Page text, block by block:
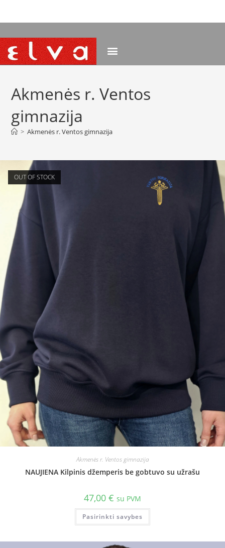
Akmenės r. Ventos
gimnazija
> Akmenės r. Ventos gimnazija
OUT OF STOCK
Akmenės r. Ventos gimnazija
NAUJIENA Kilpinis džemperis be gobtuvo su užrašu
47,00 € su PVM
Pasirinkti savybes